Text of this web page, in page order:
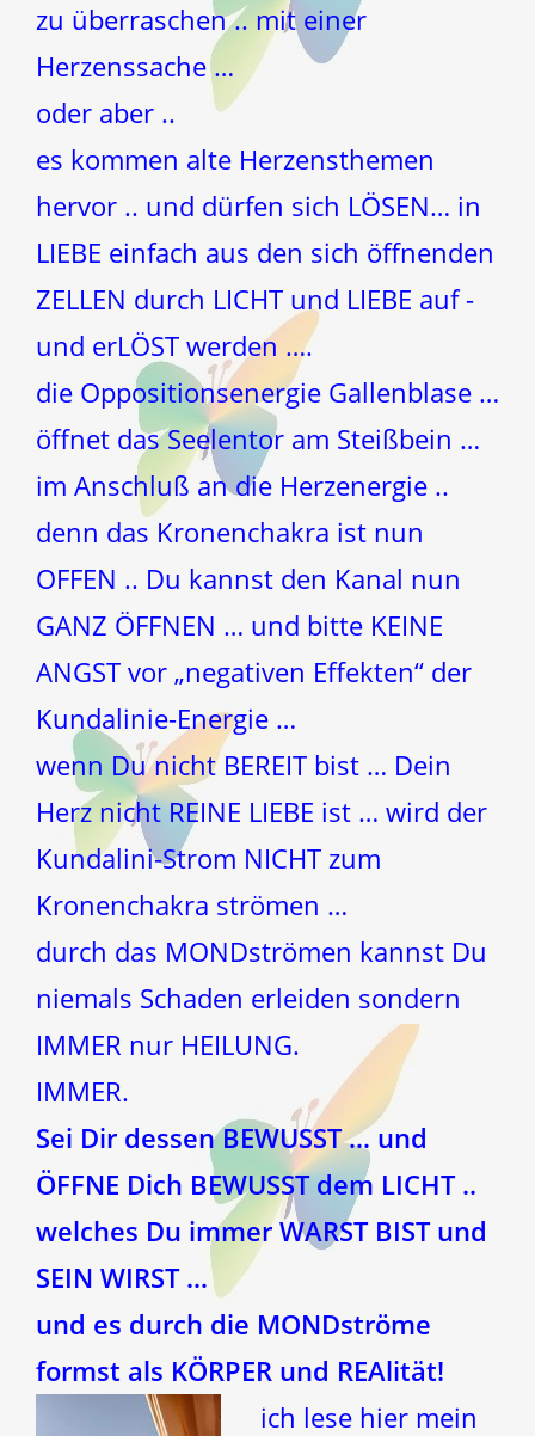
zu überraschen .. mit einer
Herzenssache …
oder aber ..
es kommen alte Herzensthemen
hervor .. und dürfen sich LÖSEN… in
LIEBE einfach aus den sich öffnenden
ZELLEN durch LICHT und LIEBE auf -
und erLÖST werden ….
die Oppositionsenergie Gallenblase …
öffnet das Seelentor am Steißbein …
im Anschluß an die Herzenergie ..
denn das Kronenchakra ist nun
OFFEN .. Du kannst den Kanal nun
GANZ ÖFFNEN … und bitte KEINE
ANGST vor „negativen Effekten“ der
Kundalinie-Energie …
wenn Du nicht BEREIT bist … Dein
Herz nicht REINE LIEBE ist … wird der
Kundalini-Strom NICHT zum
Kronenchakra strömen …
durch das MONDströmen kannst Du
niemals Schaden erleiden sondern
IMMER nur HEILUNG.
IMMER.
Sei Dir dessen BEWUSST … und
ÖFFNE Dich BEWUSST dem LICHT ..
welches Du immer WARST BIST und
SEIN WIRST …
und es durch die MONDströme
formst als KÖRPER und REAlität!
ich lese hier mein